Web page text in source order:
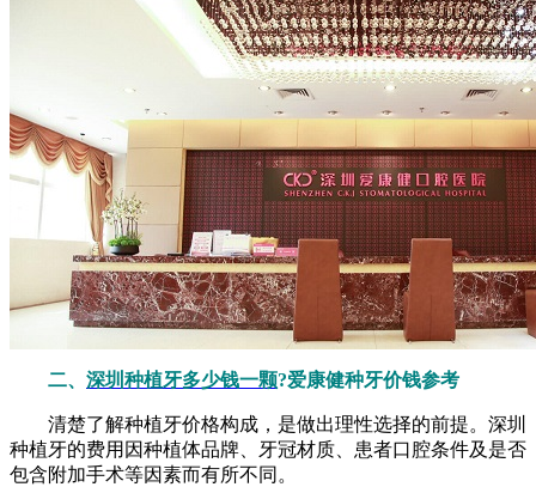
二、 深圳种植牙多少钱一颗?爱康健种牙价钱参考
清楚了解种植牙价格构成，是做出理性选择的前提。深圳
种植牙的费用因种植体品牌、牙冠材质、患者口腔条件及是否
包含附加手术等因素而有所不同。